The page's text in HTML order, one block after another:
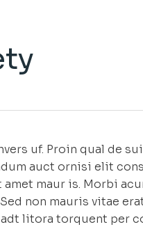
uf. Proin qual de
auct ornisi elit
maur is. Morbi
non mauris vitae
litora torquent per